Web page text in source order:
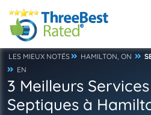
LES MIEUX NOTÉS HAMILTON, ON
EN
3 Meilleurs
Septiques à